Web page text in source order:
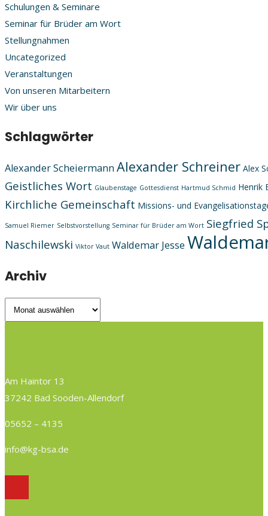
Schulungen & Seminare
Seminar für Brüder am Wort
Stellungnahmen
Uncategorized
Veranstaltungen
Von unseren Mitarbeitern
Wir über uns
Schlagwörter
Alexander ScheiermannAlexander Schreiner Alex
Geistliches Wort Glaubenstage Gottesdienst Hartmud Schmid Henrik
Kirchliche Gemeinschaft Missions- und
Samuel Riemer Selbstvorstellung Seminar für Brüder am Wort Siegfried
Naschilewski Viktor Vaut Waldemar Jesse
Archiv
Archiv
Am Haintor 13
37242 Bad Sooden-Allendorf
05652 – 4135
info@kg-bsa.de